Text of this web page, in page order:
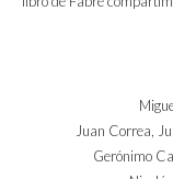
Juan Correa,
Gerónimo